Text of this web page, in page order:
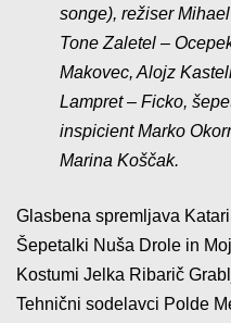
songe), režiser
Tone Zaletel –
Makovec, Alojz
Lampret – Ficko,
inspicient Marko
Marina Koščak.
Glasbena spremljava
Šepetalki Nuša Drole in
Kostumi Jelka Ribarič
Tehnični sodelavci Polde